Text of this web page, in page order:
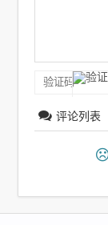
评论列表